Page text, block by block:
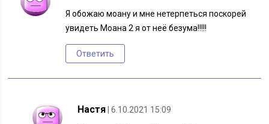
Я обожаю моану и мне нетерпеться поскорей
увидеть Моана 2 я от неё безума!!!!!
Ответить
Настя | 6.10.2021 15:09